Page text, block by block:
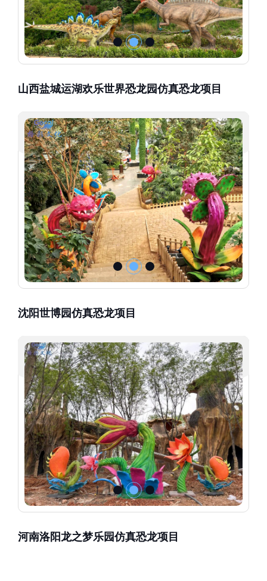
山西盐城运湖欢乐世界恐龙园仿真恐龙项目
沈阳世博园仿真恐龙项目
河南洛阳龙之梦乐园仿真恐龙项目